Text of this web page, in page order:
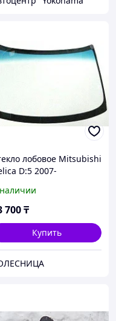
лобовое Mitsubishi
D:5 2007-
700₸
Купить